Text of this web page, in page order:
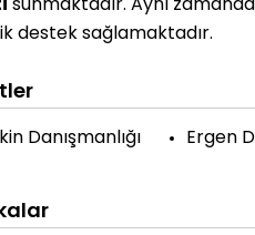
sunmaktadır. Aynı zamanda
destek sağlamaktadır.
Danışmanlığı Ergen